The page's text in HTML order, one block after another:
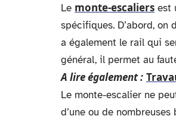
Le monte-escaliers est
spécifiques. D’abord,
a également le rail qui
général, il permet au
A lire également :
Le monte-escalier ne
d’une ou de